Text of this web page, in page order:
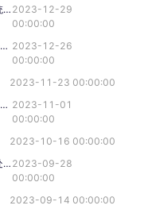
上海票据交易所关于电子商业汇票系统数据迁移有关事项的通知（票交所发【2023】82号） 2023-12-29
00:00:00
上海票据交易所关于2023年年终业务安排的通知（票交所发〔2023〕81号） 2023-12-26
00:00:00
2023-11-23 00:00:00
上海票据交易所关于票交所系统2024年节假日调整和2025年节假日预设的通知 2023-11-01
00:00:00
2023-10-16 00:00:00
上海票交所：中秋、国庆假期前票据处理通知 2023-09-28
00:00:00
2023-09-14 00:00:00